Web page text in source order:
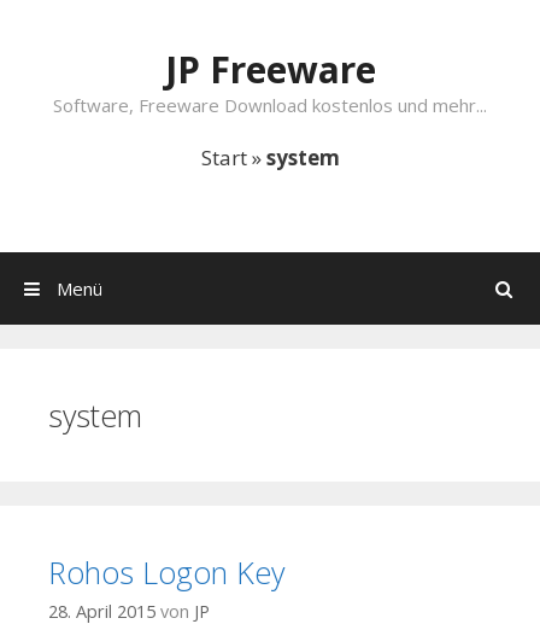
JP Freeware
Software, Freeware Download kostenlos und mehr...
Start»system
Suchen
Menü
system
Rohos Logon Key
28. April 2015 von JP